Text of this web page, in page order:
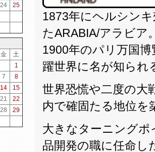
1873年にヘルシン
たARABIA/アラビア
1900年のパリ万国
躍世界に名が知ら
世界恐慌や二度の大
内で確固たる地位を
大きなターニングポ
品開発の職に任命し
24
25
金
土
1
7
8
14
15
21
22
28
29